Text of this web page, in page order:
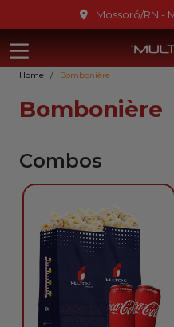
Ir para o conteúdo
Ir para o menu
Mossoró/RN -
Home Bombonière
Bombonière
Combos